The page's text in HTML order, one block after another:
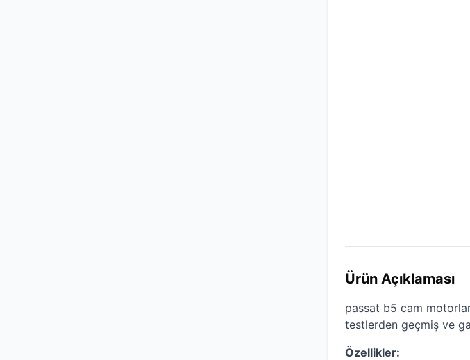
Ürün Açıklaması
passat b5 cam
testlerden geçmiş ve
Özellikler: